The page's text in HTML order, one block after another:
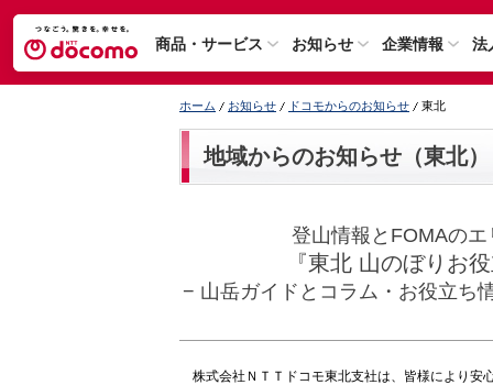
商品・サービス お知らせ 企業情報 法
ホーム お知らせ ドコモからのお知らせ 東北
地域からのお知らせ（東北）
登山情報とFOMAの
『東北 山のぼりお
− 山岳ガイドとコラム・お役立
株式会社ＮＴＴドコモ東北支社は、皆様により安